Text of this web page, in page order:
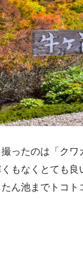
ったのは「クワ
もなくとても
ん池までトコト